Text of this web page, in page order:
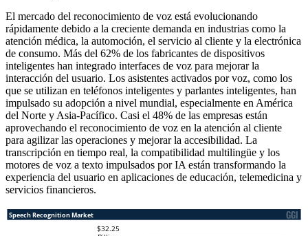
El mercado del reconocimiento de voz está evolucionando
rápidamente debido a la creciente demanda en industrias como la
atención médica, la automoción, el servicio al cliente y la electrónica
de consumo. Más del 62% de los fabricantes de dispositivos
inteligentes han integrado interfaces de voz para mejorar la
interacción del usuario. Los asistentes activados por voz, como los
que se utilizan en teléfonos inteligentes y parlantes inteligentes, han
impulsado su adopción a nivel mundial, especialmente en América
del Norte y Asia-Pacífico. Casi el 48% de las empresas están
aprovechando el reconocimiento de voz en la atención al cliente
para agilizar las operaciones y mejorar la accesibilidad. La
transcripción en tiempo real, la compatibilidad multilingüe y los
motores de voz a texto impulsados ​​por IA están transformando la
experiencia del usuario en aplicaciones de educación, telemedicina y
servicios financieros.